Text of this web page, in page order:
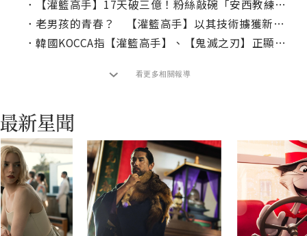
．
【灌籃高手】17天破三億！粉絲敲碗「安西教練」Q版特典登台！
． 老男孩的青春？ 【灌籃高手】以其技術擄獲新觀眾的心
． 韓國KOCCA指【灌籃高手】、【鬼滅之刃】正顯露一現象
看更多相關報導